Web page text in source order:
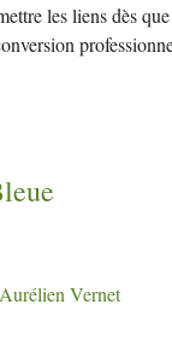
les liens dès
Aurélien Vernet